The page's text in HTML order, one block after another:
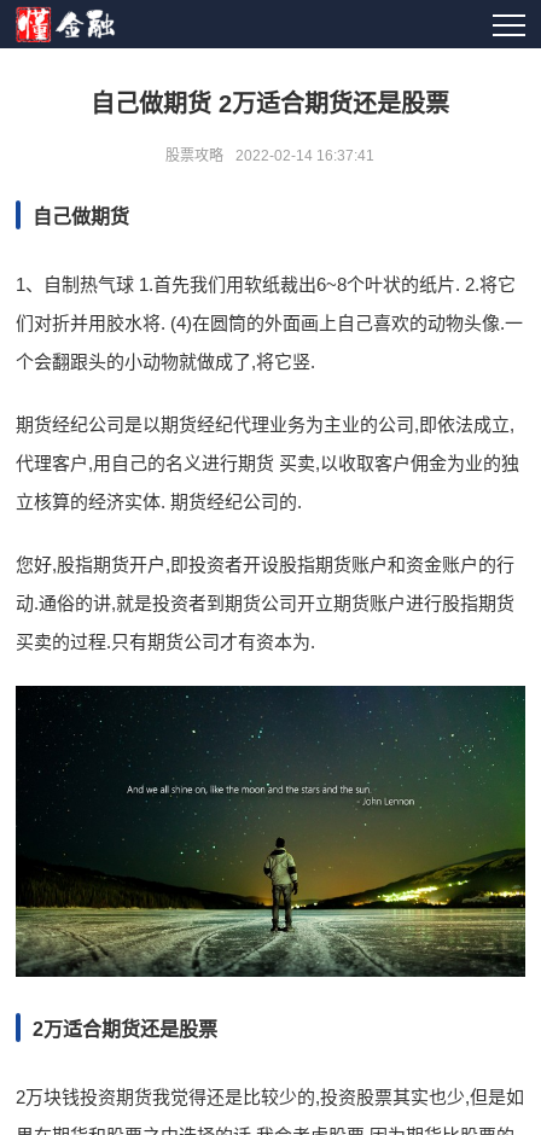
自己做期货 2万适合期货还是股票
股票攻略 2022-02-14 16:37:41
自己做期货
1、自制热气球 1.首先我们用软纸裁出6~8个叶状的纸片. 2.将它
们对折并用胶水将. (4)在圆筒的外面画上自己喜欢的动物头像.一
个会翻跟头的小动物就做成了,将它竖.
期货经纪公司是以期货经纪代理业务为主业的公司,即依法成立,
代理客户,用自己的名义进行期货 买卖,以收取客户佣金为业的独
立核算的经济实体. 期货经纪公司的.
您好,股指期货开户,即投资者开设股指期货账户和资金账户的行
动.通俗的讲,就是投资者到期货公司开立期货账户进行股指期货
买卖的过程.只有期货公司才有资本为.
2万适合期货还是股票
2万块钱投资期货我觉得还是比较少的,投资股票其实也少,但是如